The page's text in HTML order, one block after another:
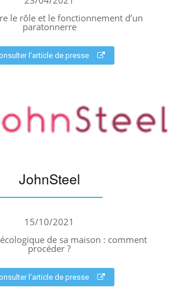
le rôle et le fonctionnement d’un
paratonnerre
l'article de presse
JohnSteel
15/10/2021
de sa maison : comment
procéder ?
l'article de presse